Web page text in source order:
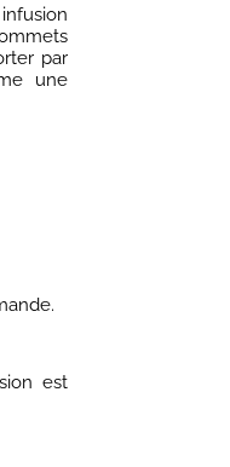
par
une
est